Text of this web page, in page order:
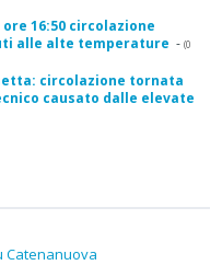
16:50 circolazione
alle alte temperature - (0
circolazione tornata
causato dalle elevate
Catenanuova